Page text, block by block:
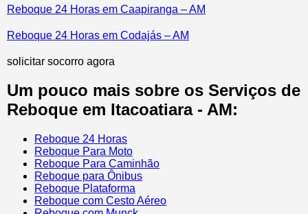
Reboque 24 Horas em Caapiranga – AM
Reboque 24 Horas em Codajás – AM
solicitar socorro agora
Um pouco mais sobre os Serviços de
Reboque em Itacoatiara - AM:
Reboque 24 Horas
Reboque Para Moto
Reboque Para Caminhão
Reboque para Ônibus
Reboque Plataforma
Reboque com Cesto Aéreo